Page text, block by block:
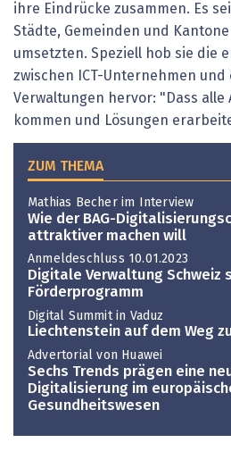
ihre Eindrücke zusammen. Es
Städte, Gemeinden und
umsetzten. Speziell hob sie die
zwischen ICT-Unternehmen
Verwaltungen hervor: "Dass alle
kommen und Lösungen
ZUM THEMA
Mathias Becher im Interview
Wie der BAG-
attraktiver machen will
Anmeldeschluss 10.01.2023
Digitale Verwaltung Schweiz
Förderprogramm
Digital Summit in Vaduz
Liechtenstein auf dem Weg
Advertorial von Huawei
Sechs Trends prägen eine
Digitalisierung im
Gesundheitswesen